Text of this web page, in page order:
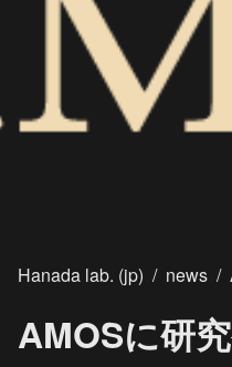
Hanada lab. (jp) / news /
AMOSに研